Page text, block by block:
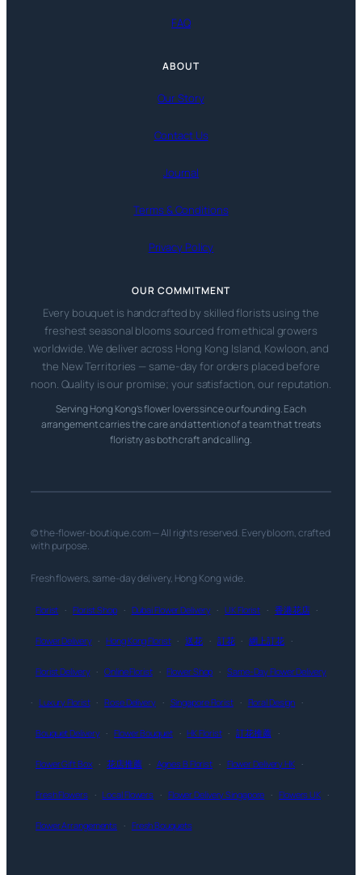
FAQ
ABOUT
Our Story
Contact Us
Journal
Terms & Conditions
Privacy Policy
OUR COMMITMENT
Every bouquet is handcrafted by skilled florists using the
freshest seasonal blooms sourced from ethical growers
worldwide. We deliver across Hong Kong Island, Kowloon, and
the New Territories — same-day for orders placed before
noon. Quality is our promise; your satisfaction, our reputation.
Serving Hong Kong’s flower lovers since our founding. Each
arrangement carries the care and attention of a team that treats
floristry as both craft and calling.
© the-flower-boutique.com — All rights reserved. Every bloom, crafted
with purpose.
Fresh flowers, same-day delivery, Hong Kong wide.
Florist · Florist Shop · Dubai Flower Delivery · UK Florist · 香港花店 ·
Flower Delivery · Hong Kong Florist · 送花 · 訂花 · 網上訂花 ·
Florist Delivery · Online Florist · Flower Shop · Same-Day Flower Delivery
· Luxury Florist · Rose Delivery · Singapore Florist · Floral Design ·
Bouquet Delivery · Flower Bouquet · HK Florist · 訂花推薦 ·
Flower Gift Box · 花店推薦 · Agnes B Florist · Flower Delivery HK ·
Fresh Flowers · Local Flowers · Flower Delivery Singapore · Flowers UK ·
Flower Arrangements · Fresh Bouquets